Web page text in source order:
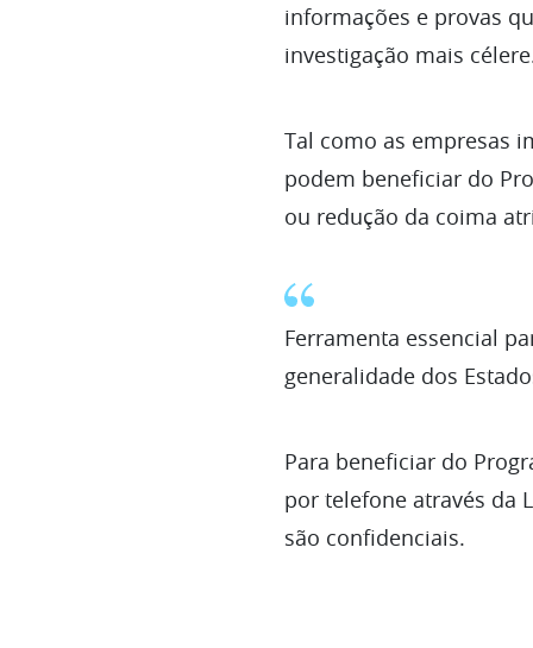
informações e provas
investigação mais
Tal como as empresas
podem beneficiar do
ou redução da coima
Ferramenta essencial
generalidade dos
Para beneficiar do
por telefone através da
são confidenciais.